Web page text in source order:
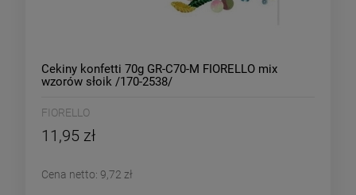
Cekiny konfetti 70g GR-C70-M FIORELLO mix
wzorów słoik /170-2538/
FIORELLO
11,95 zł
Cena netto: 9,72 zł